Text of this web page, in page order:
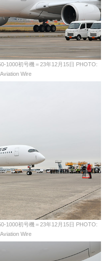
1000初号機＝23年12月15日 PHOTO:
Wire
1000初号機＝23年12月15日 PHOTO:
Wire